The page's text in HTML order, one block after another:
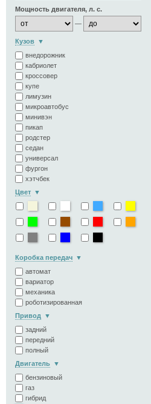
Мощность двигателя, л. с.
—
Кузов
внедорожник
кабриолет
кроссовер
купе
лимузин
микроавтобус
минивэн
пикап
родстер
седан
универсал
фургон
хэтчбек
Цвет
Коробка передач
автомат
вариатор
механика
роботизированная
Привод
задний
передний
полный
Двигатель
бензиновый
газ
гибрид